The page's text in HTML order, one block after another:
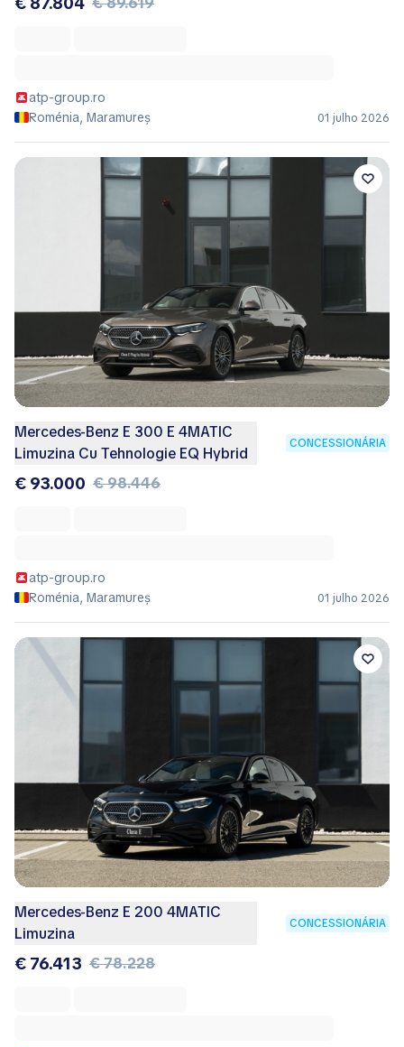
atp-group.ro
Roménia, Maramureș
01 julho 2026
Mercedes-Benz E 300 E 4MATIC
Limuzina Cu Tehnologie EQ Hybrid
CONCESSIONÁRIA
€ 93.000 € 98.446
atp-group.ro
Roménia, Maramureș
01 julho 2026
Mercedes-Benz E 200 4MATIC
Limuzina
CONCESSIONÁRIA
€ 76.413 € 78.228